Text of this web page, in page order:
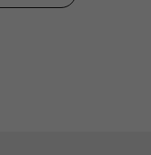
(PC), Mjukplast (TPU)